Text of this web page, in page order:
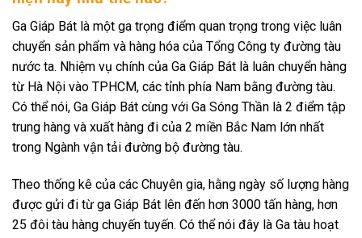
Ga Giáp Bát là một ga trọng điểm quan trọng trong việc luân
chuyển sản phẩm và hàng hóa của Tổng Công ty đường tàu
nước ta. Nhiệm vụ chính của Ga Giáp Bát là luân chuyển hàng
từ Hà Nội vào TPHCM, các tỉnh phía Nam bằng đường tàu.
Có thể nói, Ga Giáp Bát cùng với Ga Sóng Thần là 2 điểm tập
trung hàng và xuất hàng đi của 2 miền Bắc Nam lớn nhất
trong Ngành vận tải đường bộ đường tàu.
Theo thống kê của các Chuyên gia, hằng ngày số lượng hàng
được gửi đi từ ga Giáp Bát lên đến hơn 3000 tấn hàng, hơn
25 đôi tàu hàng chuyến tuyến. Có thể nói đây là Ga tàu hoạt